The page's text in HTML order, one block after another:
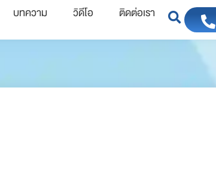
บทความ วิดีโอ ติดต่อเรา